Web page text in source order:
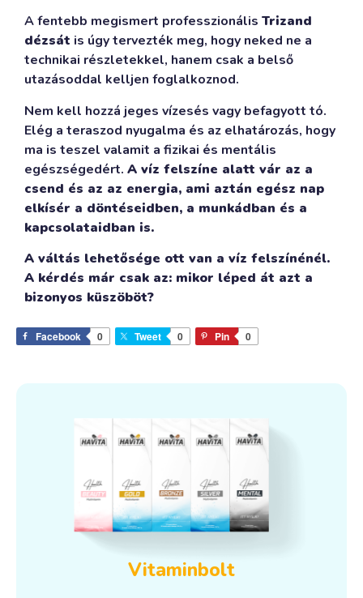
A fentebb megismert professzionális Trizand
dézsát is úgy tervezték meg, hogy neked ne a
technikai részletekkel, hanem csak a belső
utazásoddal kelljen foglalkoznod.
Nem kell hozzá jeges vízesés vagy befagyott tó.
Elég a teraszod nyugalma és az elhatározás, hogy
ma is teszel valamit a fizikai és mentális
egészségedért. A víz felszíne alatt vár az a
csend és az az energia, ami aztán egész nap
elkísér a döntéseidben, a munkádban és a
kapcsolataidban is.
A váltás lehetősége ott van a víz felszínénél.
A kérdés már csak az: mikor léped át azt a
bizonyos küszöböt?
Facebook 0 Tweet 0 Pin 0
Vitaminbolt